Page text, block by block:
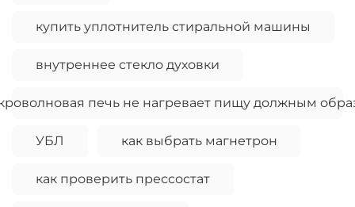
купить уплотнитель стиральной машины
внутреннее стекло духовки
печь не нагревает пищу должным
УБЛ как выбрать магнетрон
как проверить прессостат